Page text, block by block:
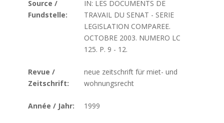
Source /
Fundstelle:
IN: LES DOCUMENTS DE
TRAVAIL DU SENAT - SERIE
LEGISLATION COMPAREE.
OCTOBRE 2003. NUMERO LC
125. P. 9 - 12.
Revue /
Zeitschrift:
neue zeitschrift für miet- und
wohnungsrecht
Année / Jahr: 1999